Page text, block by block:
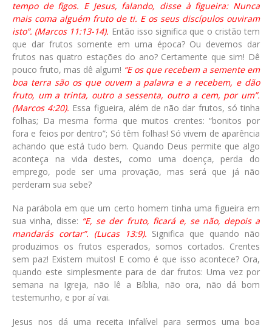
tempo de figos. E Jesus, falando, disse à figueira: Nunca
mais coma alguém fruto de ti. E os seus discípulos ouviram
isto”. (Marcos 11:13-14). Então isso significa que o cristão tem
que dar frutos somente em uma época? Ou devemos dar
frutos nas quatro estações do ano? Certamente que sim! Dê
pouco fruto, mas dê algum! “E os que recebem a semente em
boa terra são os que ouvem a palavra e a recebem, e dão
fruto, um a trinta, outro a sessenta, outro a cem, por um”.
(Marcos 4:20). Essa figueira, além de não dar frutos, só tinha
folhas; Da mesma forma que muitos crentes: “bonitos por
fora e feios por dentro”; Só têm folhas! Só vivem de aparência
achando que está tudo bem. Quando Deus permite que algo
aconteça na vida destes, como uma doença, perda do
emprego, pode ser uma provação, mas será que já não
perderam sua sebe?
Na parábola em que um certo homem tinha uma figueira em
sua vinha, disse: “E, se der fruto, ficará e, se não, depois a
mandarás cortar”. (Lucas 13:9). Significa que quando não
produzimos os frutos esperados, somos cortados. Crentes
sem paz! Existem muitos! E como é que isso acontece? Ora,
quando este simplesmente para de dar frutos: Uma vez por
semana na Igreja, não lê a Bíblia, não ora, não dá bom
testemunho, e por aí vai.
Jesus nos dá uma receita infalível para sermos uma boa